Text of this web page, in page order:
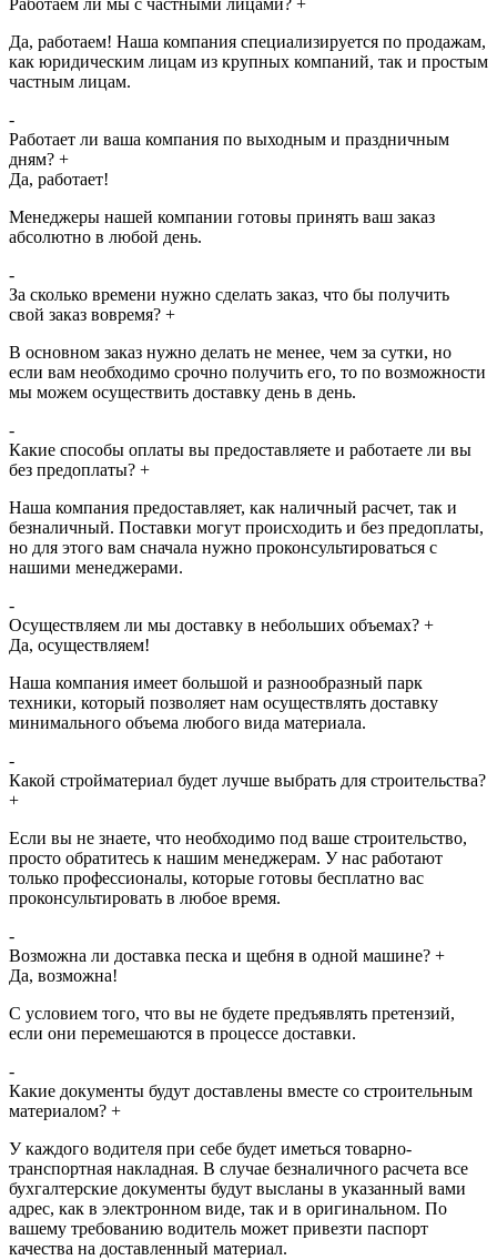
Работаем ли мы с частными лицами? +
Да, работаем! Наша компания специализируется по продажам,
как юридическим лицам из крупных компаний, так и простым
частным лицам.
-
Работает ли ваша компания по выходным и праздничным
дням? +
Да, работает!
Менеджеры нашей компании готовы принять ваш заказ
абсолютно в любой день.
-
За сколько времени нужно сделать заказ, что бы получить
свой заказ вовремя? +
В основном заказ нужно делать не менее, чем за сутки, но
если вам необходимо срочно получить его, то по возможности
мы можем осуществить доставку день в день.
-
Какие способы оплаты вы предоставляете и работаете ли вы
без предоплаты? +
Наша компания предоставляет, как наличный расчет, так и
безналичный. Поставки могут происходить и без предоплаты,
но для этого вам сначала нужно проконсультироваться с
нашими менеджерами.
-
Осуществляем ли мы доставку в небольших объемах? +
Да, осуществляем!
Наша компания имеет большой и разнообразный парк
техники, который позволяет нам осуществлять доставку
минимального объема любого вида материала.
-
Какой стройматериал будет лучше выбрать для строительства?
+
Если вы не знаете, что необходимо под ваше строительство,
просто обратитесь к нашим менеджерам. У нас работают
только профессионалы, которые готовы бесплатно вас
проконсультировать в любое время.
-
Возможна ли доставка песка и щебня в одной машине? +
Да, возможна!
С условием того, что вы не будете предъявлять претензий,
если они перемешаются в процессе доставки.
-
Какие документы будут доставлены вместе со строительным
материалом? +
У каждого водителя при себе будет иметься товарно-
транспортная накладная. В случае безналичного расчета все
бухгалтерские документы будут высланы в указанный вами
адрес, как в электронном виде, так и в оригинальном. По
вашему требованию водитель может привезти паспорт
качества на доставленный материал.